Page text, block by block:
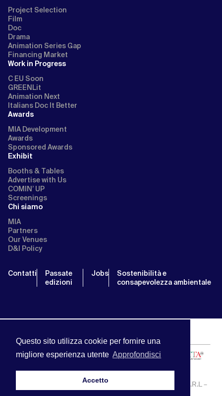
Questo sito utilizza cookie per fornire una
migliore esperienza utente Approfondisci
Accetto
Project Selection
Film
Doc
Drama
Animation Series Gap
Financing Market
Work in Progress
C EU Soon
GREENLit
Animation Next
Italians Doc It Better
Awards
MIA Development
Awards
Sponsored Awards
Exhibit
Booths & Tables
Advertise with Us
COMIN’ UP
Screenings
Chi siamo
MIA
Partners
Our Venues
D&I Policy
Contatti
Passate
edizioni
Jobs
Sostenibilità e
consapevolezza ambientale
MIA | Mercato Internazionale Audiovisivo | APA SERVICE S.R.L –